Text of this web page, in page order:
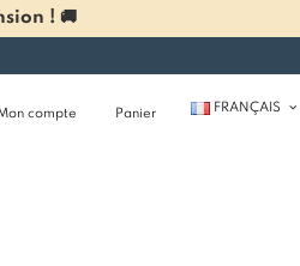
! 🚚
compte Panier FRANÇAIS